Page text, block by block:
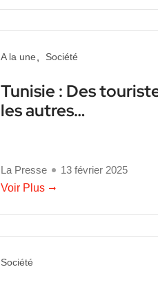
A la une Société
Tunisie : Des
les autres…
La Presse
13 février 2025
Voir Plus
Société